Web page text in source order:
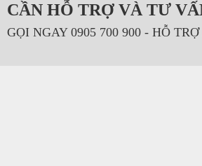
CẦN HỖ TRỢ VÀ TƯ
GỌI NGAY 0905 700 900 - HỖ TRỢ